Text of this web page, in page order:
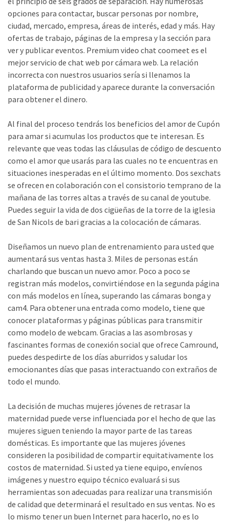
opciones para contactar, buscar personas por nombre,
ciudad, mercado, empresa, áreas de interés, edad y más. Hay
ofertas de trabajo, páginas de la empresa y la sección para
ver y publicar eventos. Premium video chat coomeet es el
mejor servicio de chat web por cámara web. La relación
incorrecta con nuestros usuarios sería si llenamos la
plataforma de publicidad y aparece durante la conversación
para obtener el dinero.
Al final del proceso tendrás los beneficios del amor de Cupón
para amar si acumulas los productos que te interesan. Es
relevante que veas todas las cláusulas de código de descuento
como el amor que usarás para las cuales no te encuentras en
situaciones inesperadas en el último momento. Dos sexchats
se ofrecen en colaboración con el consistorio temprano de la
mañana de las torres altas a través de su canal de youtube.
Puedes seguir la vida de dos cigüeñas de la torre de la iglesia
de San Nicols de bari gracias a la colocación de cámaras.
Diseñamos un nuevo plan de entrenamiento para usted que
aumentará sus ventas hasta 3. Miles de personas están
charlando que buscan un nuevo amor. Poco a poco se
registran más modelos, convirtiéndose en la segunda página
con más modelos en línea, superando las cámaras bonga y
cam4. Para obtener una entrada como modelo, tiene que
conocer plataformas y páginas públicas para transmitir
como modelo de webcam. Gracias a las asombrosas y
fascinantes formas de conexión social que ofrece Camround,
puedes despedirte de los días aburridos y saludar los
emocionantes días que pasas interactuando con extraños de
todo el mundo.
La decisión de muchas mujeres jóvenes de retrasar la
maternidad puede verse influenciada por el hecho de que las
mujeres siguen teniendo la mayor parte de las tareas
domésticas. Es importante que las mujeres jóvenes
consideren la posibilidad de compartir equitativamente los
costos de maternidad. Si usted ya tiene equipo, envíenos
imágenes y nuestro equipo técnico evaluará si sus
herramientas son adecuadas para realizar una transmisión
de calidad que determinará el resultado en sus ventas. No es
lo mismo tener un buen Internet para hacerlo, no es lo